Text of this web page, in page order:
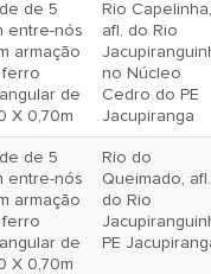
de 5
entre-nós
armação
ferro
de
X 0,70m
Rio Capelinha,
afl. do Rio
no Núcleo
Cedro do PE
Jacupiranga
de 5
entre-nós
armação
ferro
de
X 0,70m
Rio do
Queimado, afl.
do Rio
PE